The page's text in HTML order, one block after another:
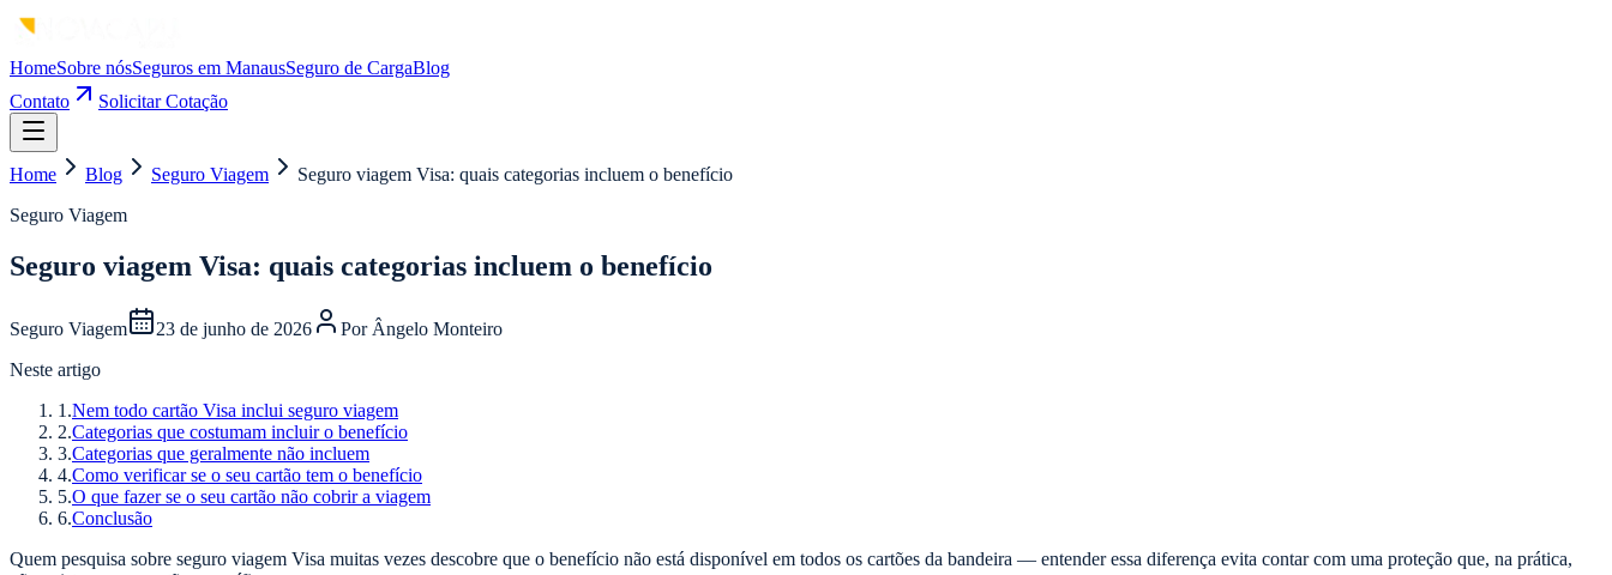
HomeSobre nósSeguros em ManausSeguro de CargaBlog
Contato
Solicitar Cotação
Home Blog Seguro Viagem
Seguro viagem Visa: quais categorias incluem o benefício
Seguro Viagem
Seguro viagem Visa: quais categorias incluem o benefício
Seguro Viagem 23 de junho de 2026 Por Ângelo Monteiro
Neste artigo
1 .Nem todo cartão Visa inclui seguro viagem
2.Categorias que costumam incluir o benefício
3.Categorias que geralmente não incluem
4.Como verificar se o seu cartão tem o benefício
5.O que fazer se o seu cartão não cobrir a viagem
6.Conclusão
Quem pesquisa sobre seguro viagem Visa muitas vezes descobre que o benefício não está disponível em todos os cartões da bandeira — entender essa diferença evita contar com uma proteção que, na prática,